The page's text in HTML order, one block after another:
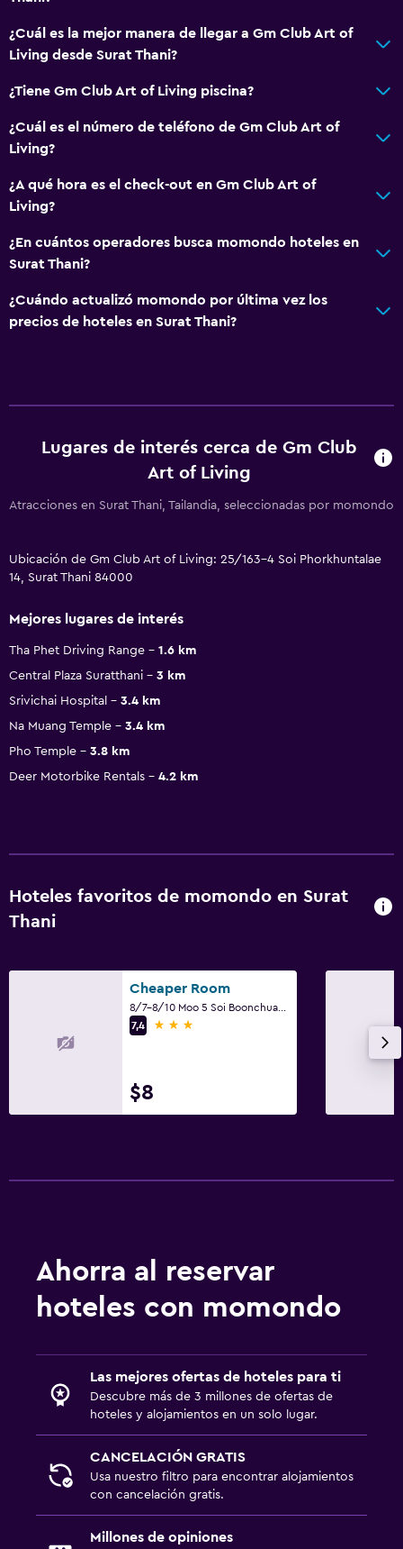
¿Cuál es la mejor manera de llegar a Gm Club Art of
Living desde Surat Thani?
¿Tiene Gm Club Art of Living piscina?
¿Cuál es el número de teléfono de Gm Club Art of
Living?
¿A qué hora es el check-out en Gm Club Art of
Living?
¿En cuántos operadores busca momondo hoteles en
Surat Thani?
¿Cuándo actualizó momondo por última vez los
precios de hoteles en Surat Thani?
Lugares de interés cerca de Gm Club
Art of Living
Atracciones en Surat Thani, Tailandia, seleccionadas por momondo
Ubicación de Gm Club Art of Living: 25/163-4 Soi Phorkhuntalae
14, Surat Thani 84000
Mejores lugares de interés
Tha Phet Driving Range
1.6 km
Central Plaza Suratthani
3 km
Srivichai Hospital
3.4 km
Na Muang Temple
3.4 km
Pho Temple
3.8 km
Deer Motorbike Rentals
4.2 km
Hoteles favoritos de momondo en Surat
Thani
Cheaper Room
7,4
3 estrellas
$8
Ahorra al reservar
hoteles con momondo
Las mejores ofertas de hoteles para ti
Descubre más de 3 millones de ofertas de
hoteles y alojamientos en un solo lugar.
CANCELACIÓN GRATIS
Usa nuestro filtro para encontrar alojamientos
con cancelación gratis.
Millones de opiniones